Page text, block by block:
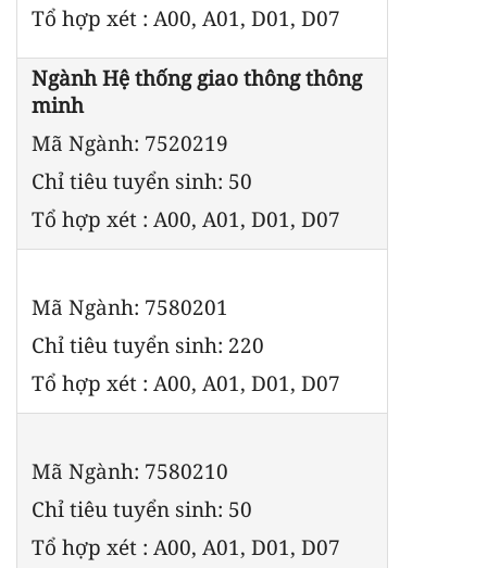
Tổ hợp xét : A00, A01, D01, D07
Ngành Hệ thống giao thông thông
minh
Mã Ngành: 7520219
Chỉ tiêu tuyển sinh: 50
Tổ hợp xét : A00, A01, D01, D07
Mã Ngành: 7580201
Chỉ tiêu tuyển sinh: 220
Tổ hợp xét : A00, A01, D01, D07
Mã Ngành: 7580210
Chỉ tiêu tuyển sinh: 50
Tổ hợp xét : A00, A01, D01, D07